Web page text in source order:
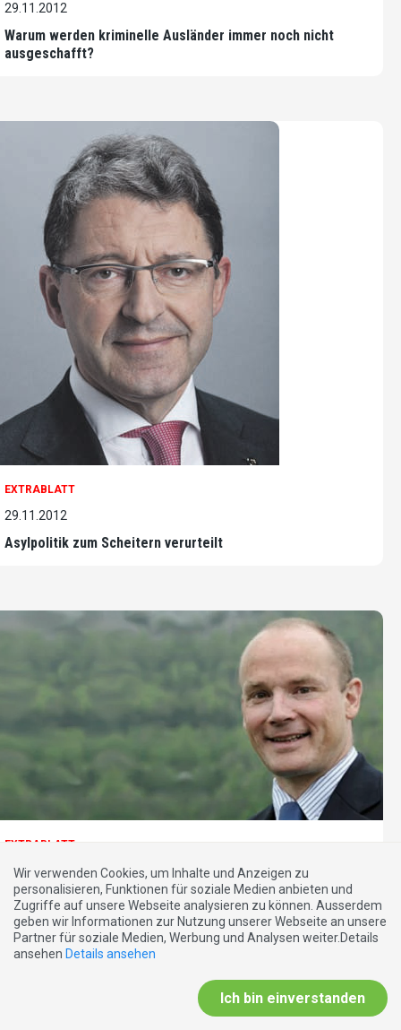
29.11.2012
Warum werden kriminelle Ausländer immer noch nicht
ausgeschafft?
EXTRABLATT
29.11.2012
Asylpolitik zum Scheitern verurteilt
EXTRABLATT
29.11.2012
«Die Schwachen haben Probleme, die Starken haben die
Lösungen.»
Wir verwenden Cookies, um Inhalte und Anzeigen zu
personalisieren, Funktionen für soziale Medien anbieten und
Zugriffe auf unsere Webseite analysieren zu können. Ausserdem
geben wir Informationen zur Nutzung unserer Webseite an unsere
Partner für soziale Medien, Werbung und Analysen weiter.Details
ansehen Details ansehen
Ich bin einverstanden